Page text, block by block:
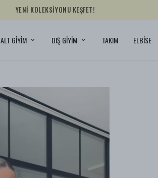
YENİ KOLEKSİYONU KEŞFET!
ALT GİYİM DIŞ GİYİM TAKIM ELBİSE